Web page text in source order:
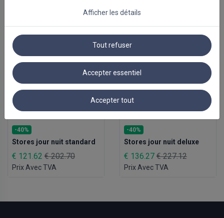
Afficher les détails
Tout refuser
Accepter essentiel
Accepter tout
-40%
Stores jour nuit standard
€ 121.62 € 202.70
Prix Avec TVA
-40%
Stores jour nuit deluxe
€ 136.27 € 227.12
Prix Avec TVA